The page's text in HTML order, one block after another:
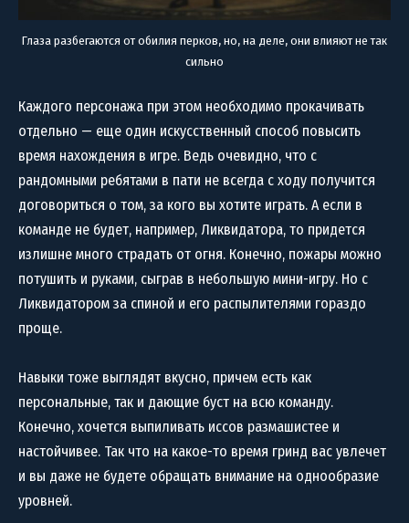
Глаза разбегаются от обилия перков, но, на деле, они влияют не так
сильно
Каждого персонажа при этом необходимо прокачивать
отдельно — еще один искусственный способ повысить
время нахождения в игре. Ведь очевидно, что с
рандомными ребятами в пати не всегда с ходу получится
договориться о том, за кого вы хотите играть. А если в
команде не будет, например, Ликвидатора, то придется
излишне много страдать от огня. Конечно, пожары можно
потушить и руками, сыграв в небольшую мини-игру. Но с
Ликвидатором за спиной и его распылителями гораздо
проще.
Навыки тоже выглядят вкусно, причем есть как
персональные, так и дающие буст на всю команду.
Конечно, хочется выпиливать иссов размашистее и
настойчивее. Так что на какое-то время гринд вас увлечет
и вы даже не будете обращать внимание на однообразие
уровней.